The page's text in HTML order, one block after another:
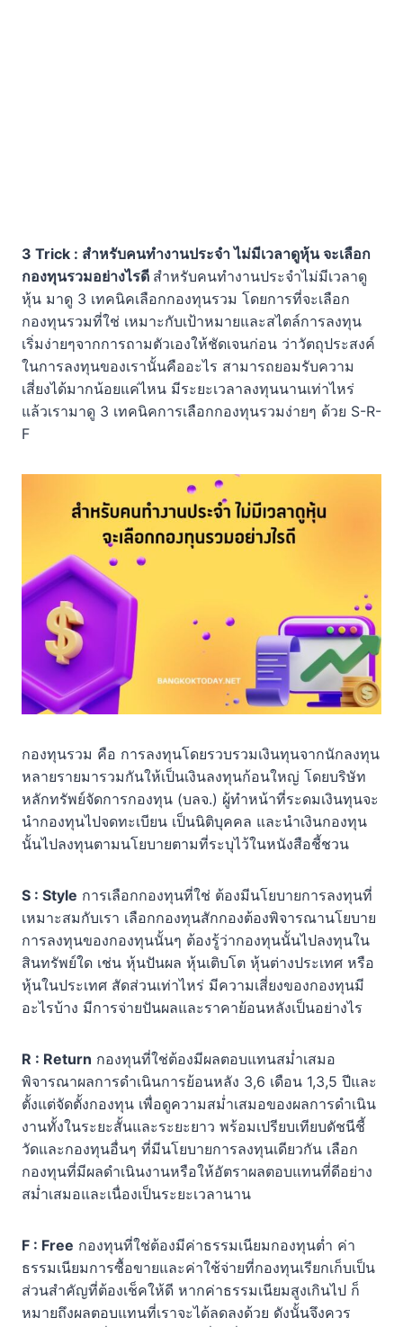
3 Trick : สำหรับคนทำงานประจำ ไม่มีเวลาดูหุ้น จะเลือก
กองทุนรวมอย่างไรดี สำหรับคนทำงานประจำไม่มีเวลาดู
หุ้น มาดู 3 เทคนิคเลือกกองทุนรวม โดยการที่จะเลือก
กองทุนรวมที่ใช่ เหมาะกับเป้าหมายและสไตล์การลงทุน
เริ่มง่ายๆจากการถามตัวเองให้ชัดเจนก่อน ว่าวัตถุประสงค์
ในการลงทุนของเรานั้นคืออะไร สามารถยอมรับความ
เสี่ยงได้มากน้อยแค่ไหน มีระยะเวลาลงทุนนานเท่าไหร่
แล้วเรามาดู 3 เทคนิคการเลือกกองทุนรวมง่ายๆ ด้วย S-R-
F
กองทุนรวม คือ การลงทุนโดยรวบรวมเงินทุนจากนักลงทุน
หลายรายมารวมกันให้เป็นเงินลงทุนก้อนใหญ่ โดยบริษัท
หลักทรัพย์จัดการกองทุน (บลจ.) ผู้ทำหน้าที่ระดมเงินทุนจะ
นำกองทุนไปจดทะเบียน เป็นนิติบุคคล และนำเงินกองทุน
นั้นไปลงทุนตามนโยบายตามที่ระบุไว้ในหนังสือชี้ชวน
S : Style การเลือกกองทุนที่ใช่ ต้องมีนโยบายการลงทุนที่
เหมาะสมกับเรา เลือกกองทุนสักกองต้องพิจารณานโยบาย
การลงทุนของกองทุนนั้นๆ ต้องรู้ว่ากองทุนนั้นไปลงทุนใน
สินทรัพย์ใด เช่น หุ้นปันผล หุ้นเติบโต หุ้นต่างประเทศ หรือ
หุ้นในประเทศ สัดส่วนเท่าไหร่ มีความเสี่ยงของกองทุนมี
อะไรบ้าง มีการจ่ายปันผลและราคาย้อนหลังเป็นอย่างไร
R : Return กองทุนที่ใช่ต้องมีผลตอบแทนสม่ำเสมอ
พิจารณาผลการดำเนินการย้อนหลัง 3,6 เดือน 1,3,5 ปีและ
ตั้งแต่จัดตั้งกองทุน เพื่อดูความสม่ำเสมอของผลการดำเนิน
งานทั้งในระยะสั้นและระยะยาว พร้อมเปรียบเทียบดัชนีชี้
วัดและกองทุนอื่นๆ ที่มีนโยบายการลงทุนเดียวกัน เลือก
กองทุนที่มีผลดำเนินงานหรือให้อัตราผลตอบแทนที่ดีอย่าง
สม่ำเสมอและเนื่องเป็นระยะเวลานาน
F : Free กองทุนที่ใช่ต้องมีค่าธรรมเนียมกองทุนต่ำ ค่า
ธรรมเนียมการซื้อขายและค่าใช้จ่ายที่กองทุนเรียกเก็บเป็น
ส่วนสำคัญที่ต้องเช็คให้ดี หากค่าธรรมเนียมสูงเกินไป ก็
หมายถึงผลตอบแทนที่เราจะได้ลดลงด้วย ดังนั้นจึงควร